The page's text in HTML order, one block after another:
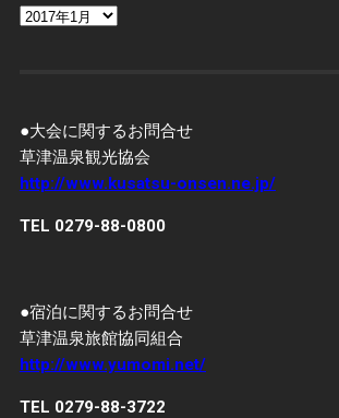
過
去
●大会に関するお問合せ
草津温泉観光協会
http://www.kusatsu-onsen.ne.jp/
TEL 0279-88-0800
●宿泊に関するお問合せ
草津温泉旅館協同組合
http://www.yumomi.net/
TEL 0279-88-3722